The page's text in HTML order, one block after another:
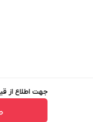
جهت اطلاع از